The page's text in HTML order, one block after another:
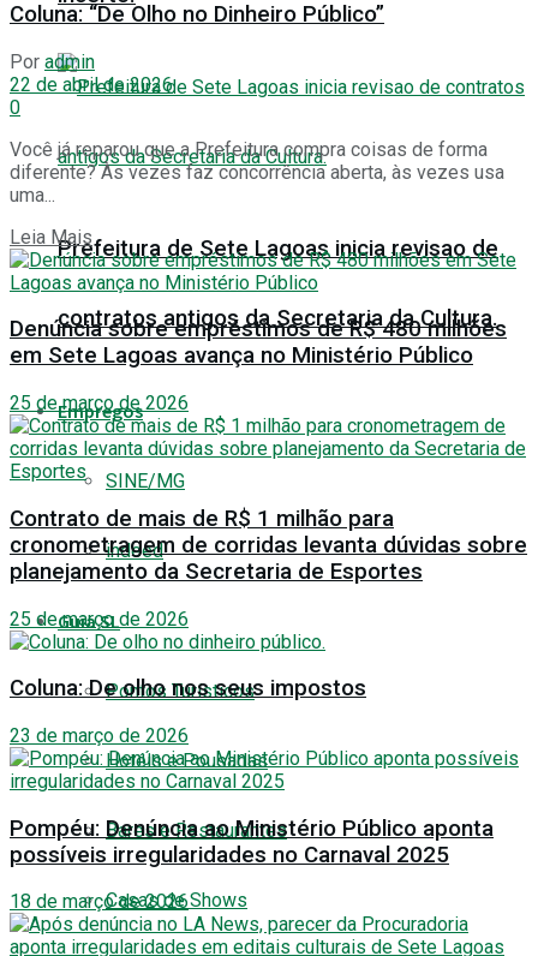
Prefeitura de Sete Lagoas inicia revisao de
contratos antigos da Secretaria da Cultura.
Empregos
SINE/MG
indeed
Guia SL
Pontos Turísticos
Hotéis e Pousadas
Bares e Restaurantes
Casas de Shows
Coluna: “De Olho no Dinheiro Público”
Por admin
22 de abril de 2026
0
Você já reparou que a Prefeitura compra coisas de forma
diferente? Às vezes faz concorrência aberta, às vezes usa
uma...
Leia Mais Details
Denúncia sobre empréstimos de R$ 480 milhões
em Sete Lagoas avança no Ministério Público
25 de março de 2026
Contrato de mais de R$ 1 milhão para
cronometragem de corridas levanta dúvidas sobre
planejamento da Secretaria de Esportes
25 de março de 2026
Coluna: De olho nos seus impostos
23 de março de 2026
Pompéu: Denúncia ao Ministério Público aponta
possíveis irregularidades no Carnaval 2025
18 de março de 2026